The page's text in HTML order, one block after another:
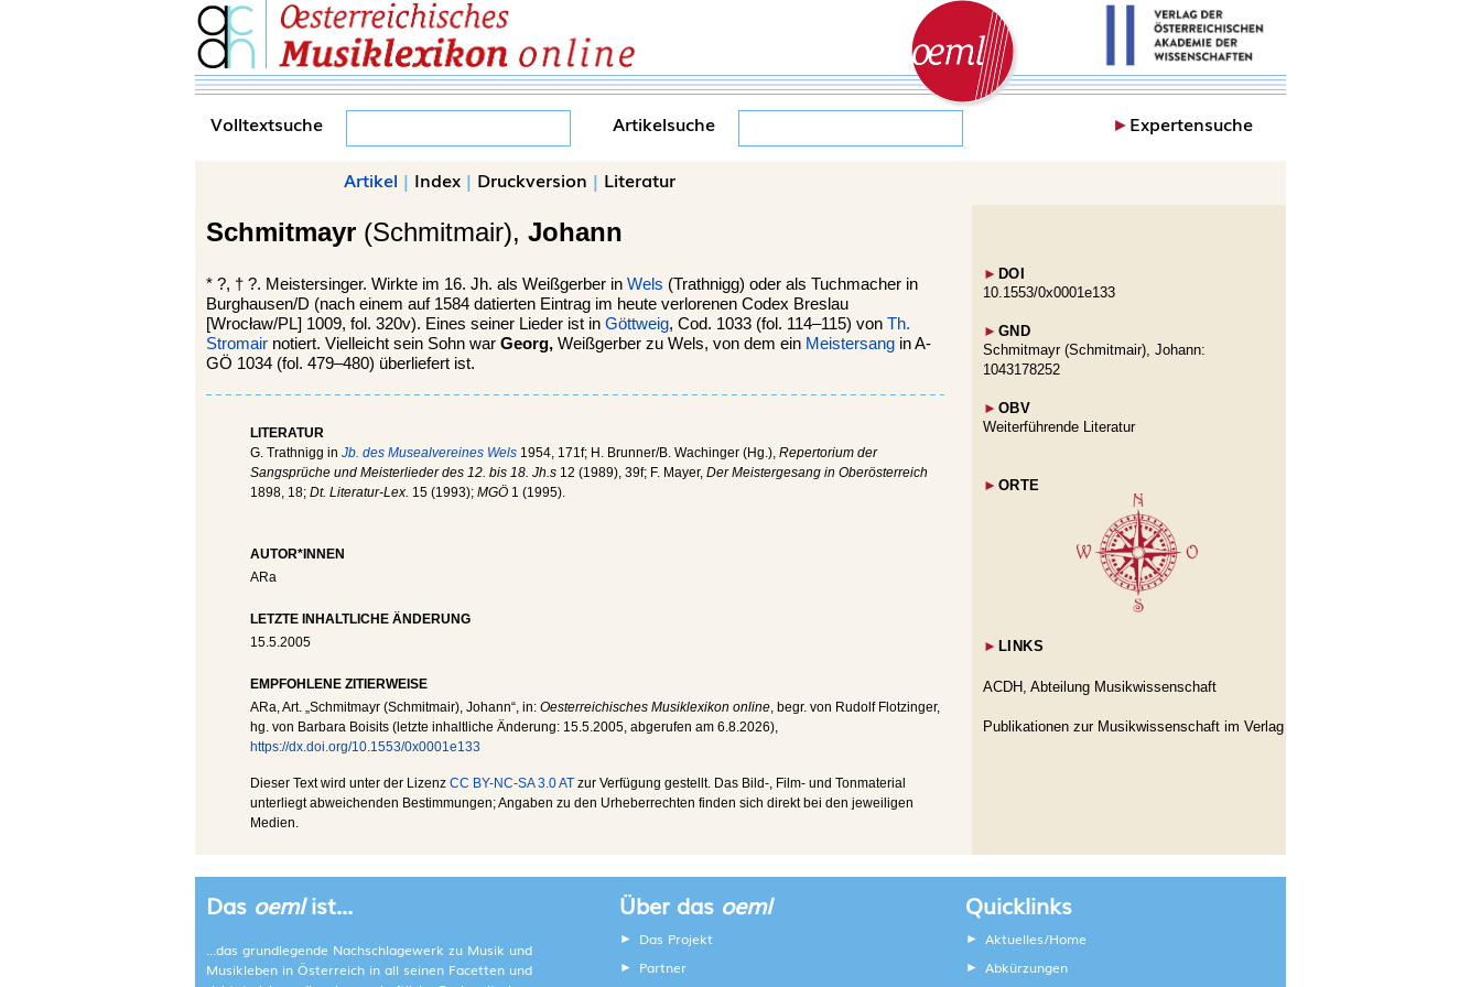
Volltextsuche Artikelsuche ►Expertensuche
Artikel | Index | Druckversion | Literatur
Schmitmayr (Schmitmair), Johann
* ?, † ?. Meistersinger. Wirkte im 16. Jh. als Weißgerber in Wels (Trathnigg) oder als Tuchmacher in
Burghausen/D (nach einem auf 1584 datierten Eintrag im heute verlorenen Codex Breslau
[Wrocław/PL] 1009, fol. 320v). Eines seiner Lieder ist in Göttweig, Cod. 1033 (fol. 114–115) von Th.
Stromair notiert. Vielleicht sein Sohn war Georg, Weißgerber zu Wels, von dem ein Meistersang in A-
GÖ 1034 (fol. 479–480) überliefert ist.
LITERATUR
G. Trathnigg in Jb. des Musealvereines Wels 1954, 171f; H. Brunner/B. Wachinger (Hg.), Repertorium der
Sangsprüche und Meisterlieder des 12. bis 18. Jh.s 12 (1989), 39f; F. Mayer, Der Meistergesang in Oberösterreich
1898, 18; Dt. Literatur-Lex. 15 (1993); MGÖ 1 (1995).
AUTOR*INNEN
ARa
LETZTE INHALTLICHE ÄNDERUNG
15.5.2005
EMPFOHLENE ZITIERWEISE
ARa, Art. „Schmitmayr (Schmitmair), Johann“, in: Oesterreichisches Musiklexikon online, begr. von Rudolf Flotzinger,
hg. von Barbara Boisits (letzte inhaltliche Änderung: 15.5.2005, abgerufen am 6.8.2026),
https://dx.doi.org/10.1553/0x0001e133
Dieser Text wird unter der Lizenz CC BY-NC-SA 3.0 AT zur Verfügung gestellt. Das Bild-, Film- und Tonmaterial
unterliegt abweichenden Bestimmungen; Angaben zu den Urheberrechten finden sich direkt bei den jeweiligen
Medien.
► DOI
10.1553/0x0001e133
► GND
Schmitmayr (Schmitmair), Johann:
1043178252
► OBV
Weiterführende Literatur
► ORTE
► LINKS
ACDH, Abteilung Musikwissenschaft
Publikationen zur Musikwissenschaft im Verlag
Das oemlist...
...das grundlegende Nachschlagewerk zu Musik und
Musikleben in Österreich in all seinen Facetten und
Über das oeml
Das Projekt
Partner
Quicklinks
Aktuelles/Home
Abkürzungen